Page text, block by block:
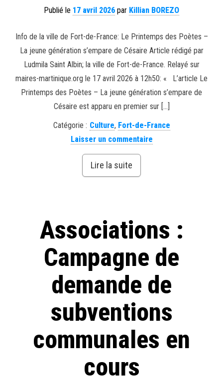
Publié le 17 avril 2026 par Killian BOREZO
Info de la ville de Fort-de-France: Le Printemps des Poètes –
La jeune génération s’empare de Césaire Article rédigé par
Ludmila Saint Albin; la ville de Fort-de-France. Relayé sur
maires-martinique.org le 17 avril 2026 à 12h50: « L’article Le
Printemps des Poètes – La jeune génération s’empare de
Césaire est apparu en premier sur […]
Catégorie : Culture, Fort-de-France
Laisser un commentaire
Lire la suite
Associations :
Campagne de
demande de
subventions
communales en
cours